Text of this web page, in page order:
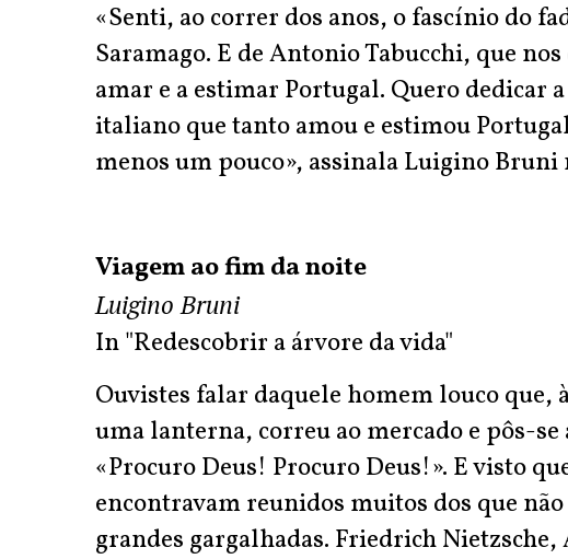
«Senti, ao correr dos anos, o fascínio do
Saramago. E de Antonio Tabucchi, que
amar e a estimar Portugal. Quero dedicar
italiano que tanto amou e estimou
menos um pouco», assinala Luigino Bruni
Viagem ao fim da noite
Luigino Bruni
In "Redescobrir a árvore da vida"
Ouvistes falar daquele homem louco que,
uma lanterna, correu ao mercado e pôs-
«Procuro Deus! Procuro Deus!». E visto
encontravam reunidos muitos dos que
grandes gargalhadas. Friedrich